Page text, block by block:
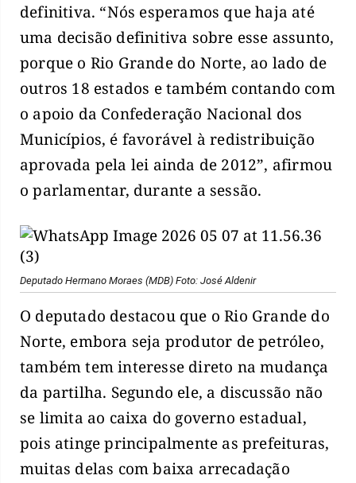
definitiva. “Nós esperamos que haja até
uma decisão definitiva sobre esse assunto,
porque o Rio Grande do Norte, ao lado de
outros 18 estados e também contando com
o apoio da Confederação Nacional dos
Municípios, é favorável à redistribuição
aprovada pela lei ainda de 2012”, afirmou
o parlamentar, durante a sessão.
Deputado Hermano Moraes (MDB) Foto: José Aldenir
O deputado destacou que o Rio Grande do
Norte, embora seja produtor de petróleo,
também tem interesse direto na mudança
da partilha. Segundo ele, a discussão não
se limita ao caixa do governo estadual,
pois atinge principalmente as prefeituras,
muitas delas com baixa arrecadação